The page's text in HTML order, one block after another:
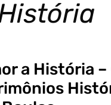
a História